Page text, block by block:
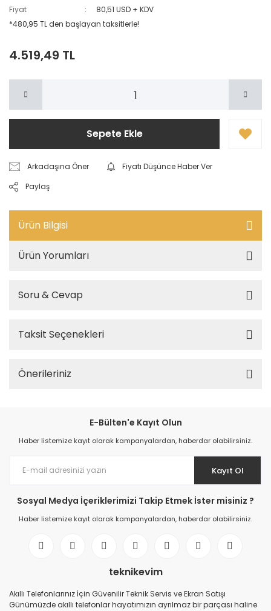
Fiyat
80,51 USD + KDV
*480,95 TL den başlayan taksitlerle!
4.519,49 TL
Sepete Ekle
Arkadaşına Öner
Fiyatı Düşünce Haber Ver
Paylaş
Ürün Bilgisi
Ürün Yorumları
Soru & Cevap
Taksit Seçenekleri
Önerileriniz
E-Bülten'e Kayıt Olun
Haber listemize kayıt olarak kampanyalardan, haberdar olabilirsiniz.
Kayıt Ol
Sosyal Medya İçeriklerimizi Takip Etmek İster misiniz ?
Haber listemize kayıt olarak kampanyalardan, haberdar olabilirsiniz.
teknikevim
Akıllı Telefonlarınız İçin Güvenilir Teknik Servis ve Ekran Satışı
Günümüzde akıllı telefonlar hayatımızın ayrılmaz bir parçası haline